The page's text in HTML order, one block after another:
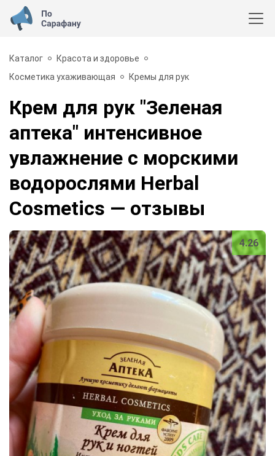
Каталог
Красота и здоровье
Косметика ухаживающая
Кремы для рук
Крем для рук "Зеленая
аптека" интенсивное
увлажнение с морскими
водорослями Herbal
Cosmetics — отзывы
4.26